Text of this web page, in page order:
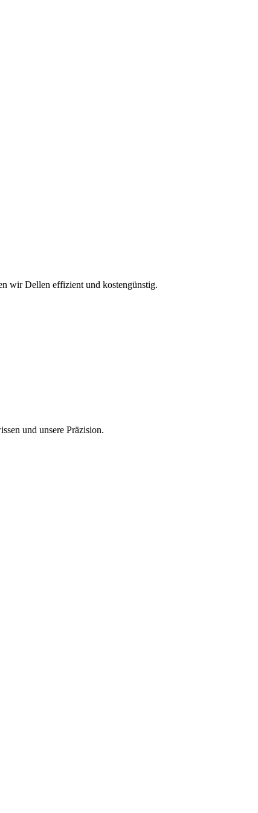
wir Dellen effizient und kostengünstig.
und unsere Präzision.